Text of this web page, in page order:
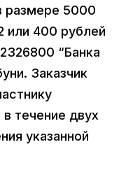
размере 5000
или 400 рублей
“Банка
Заказчик
течение двух
указанной